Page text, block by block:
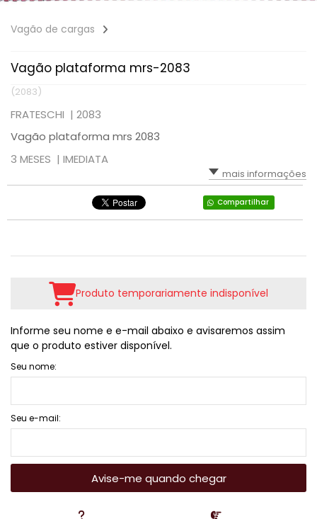
Vagão de cargas
Vagão plataforma mrs-2083
(2083)
FRATESCHI | 2083
Vagão plataforma mrs 2083
3 MESES | IMEDIATA
mais informações
Compartilhar
Produto temporariamente indisponível
Informe seu nome e e-mail abaixo e avisaremos assim
que o produto estiver disponível.
Seu nome:
Seu e-mail:
Avise-me quando chegar